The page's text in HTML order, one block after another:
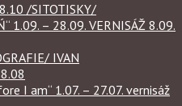
/SITOTISKY/
1.09. – 28.09. VERNISÁŽ 8.09.
IVAN
I am“ 1.07. – 27.07. vernisáž